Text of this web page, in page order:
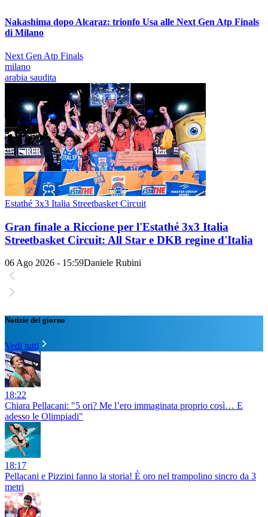
Nakashima dopo Alcaraz: trionfo Usa alle Next Gen Atp Finals
di Milano
Next Gen Atp Finals
milano
arabia saudita
Estathé 3x3 Italia Streetbasket Circuit
Gran finale a Riccione per l'Estathé 3x3 Italia
Streetbasket Circuit: All Star e DKB regine d'Italia
06 Ago 2026 - 15:59Daniele Rubini
Notizie del giorno
Vedi tutti
18:22
Chiara Pellacani: "5 ori? Me l’ero immaginata proprio così… E
adesso le Olimpiadi"
18:17
Pellacani e Pizzini fanno la storia! È oro nel trampolino sincro da 3
metri